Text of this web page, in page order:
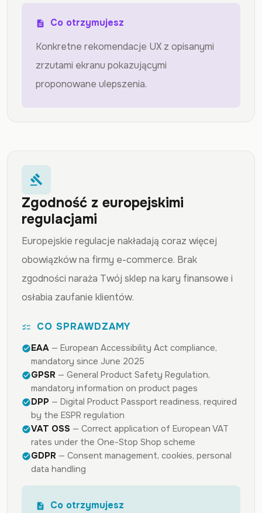
description
Co otrzymujesz
Konkretne rekomendacje UX z opisanymi
zrzutami ekranu pokazującymi
proponowane ulepszenia.
gavel
Zgodność z europejskimi
regulacjami
Europejskie regulacje nakładają coraz więcej
obowiązków na firmy e-commerce. Brak
zgodności naraża Twój sklep na kary finansowe i
osłabia zaufanie klientów.
checklist CO SPRAWDZAMY
check_circleEAA — European Accessibility Act compliance,
mandatory since June 2025
check_circleGPSR — General Product Safety Regulation,
mandatory information on product pages
check_circleDPP — Digital Product Passport readiness, required
by the ESPR regulation
check_circleVAT OSS — Correct application of European VAT
rates under the One-Stop Shop scheme
check_circleGDPR — Consent management, cookies, personal
data handling
description Co otrzymujesz